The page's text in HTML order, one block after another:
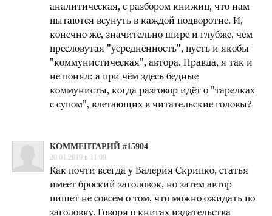
аналитическая, с разбором книжиц, что нам
пытаются всунуть в каждой подворотне. И,
конечно же, значительно шире и глубже, чем
пресловутая "усреднённость", пусть и якобы
"коммунистическая", автора. Правда, я так и
не понял: а при чём здесь бедные
коммунисты, когда разговор идёт о "тарелках
с супом", влетающих в читательские головы?
КОММЕНТАРИЙ #15904
20.01.2019 в 11:09
Как почти всегда у Валерия Скрипко, статья
имеет броский заголовок, но затем автор
пишет не совсем о том, что можно ожидать по
заголовку. Говоря о книгах издательства